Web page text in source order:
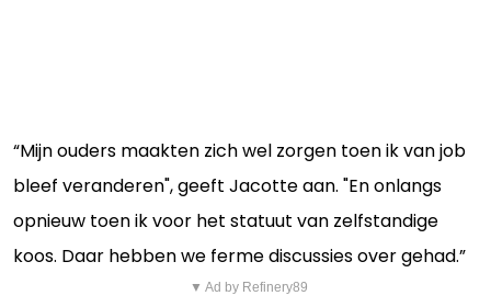
“Mijn ouders maakten zich wel zorgen toen ik van job
bleef veranderen", geeft Jacotte aan. "En onlangs
opnieuw toen ik voor het statuut van zelfstandige
koos. Daar hebben we ferme discussies over gehad.”
▼ Ad by Refinery89